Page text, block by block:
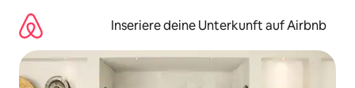
Inhalten
springen
Inseriere deine Unterkunft auf Airbnb